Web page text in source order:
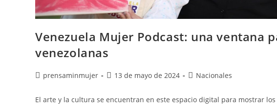
Venezuela Mujer Podcast: una ventana
venezolanas
prensaminmujer 13 de mayo de 2024 Nacionales
El arte y la cultura se encuentran en este espacio digital para mostrar